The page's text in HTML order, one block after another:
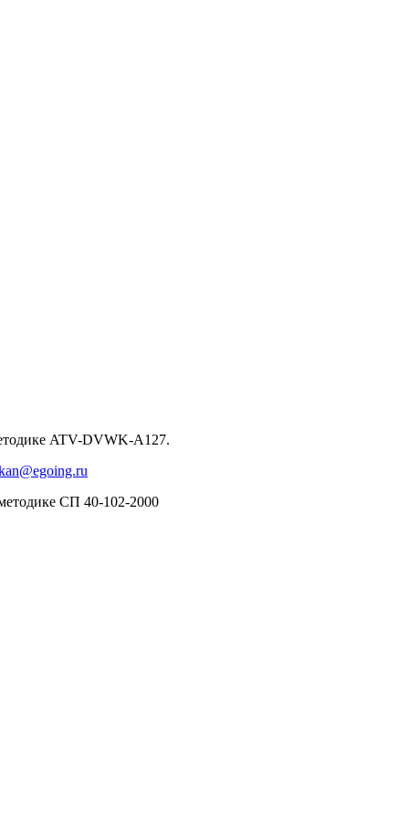
ATV-DVWK-A127.
СП 40-102-2000